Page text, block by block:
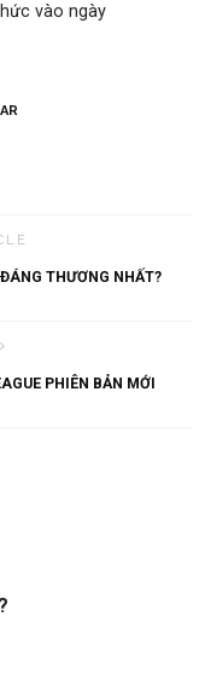
vào ngày
THƯƠNG NHẤT?
PHIÊN BẢN MỚI